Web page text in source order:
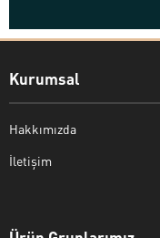
Kurumsal
Hakkımızda
İletişim